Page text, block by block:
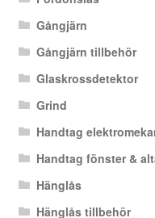
Gångjärn
Gångjärn tillbehör
Glaskrossdetektor
Grind
Handtag
Handtag fönster &
Hänglås
Hänglås tillbehör